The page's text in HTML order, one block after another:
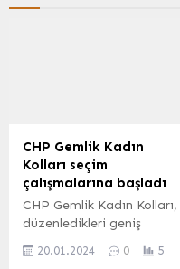
CHP Gemlik Kadın
Kolları seçim
çalışmalarına başladı
CHP Gemlik Kadın Kolları,
düzenledikleri geniş
programında bir araya
20.01.2024 0 5